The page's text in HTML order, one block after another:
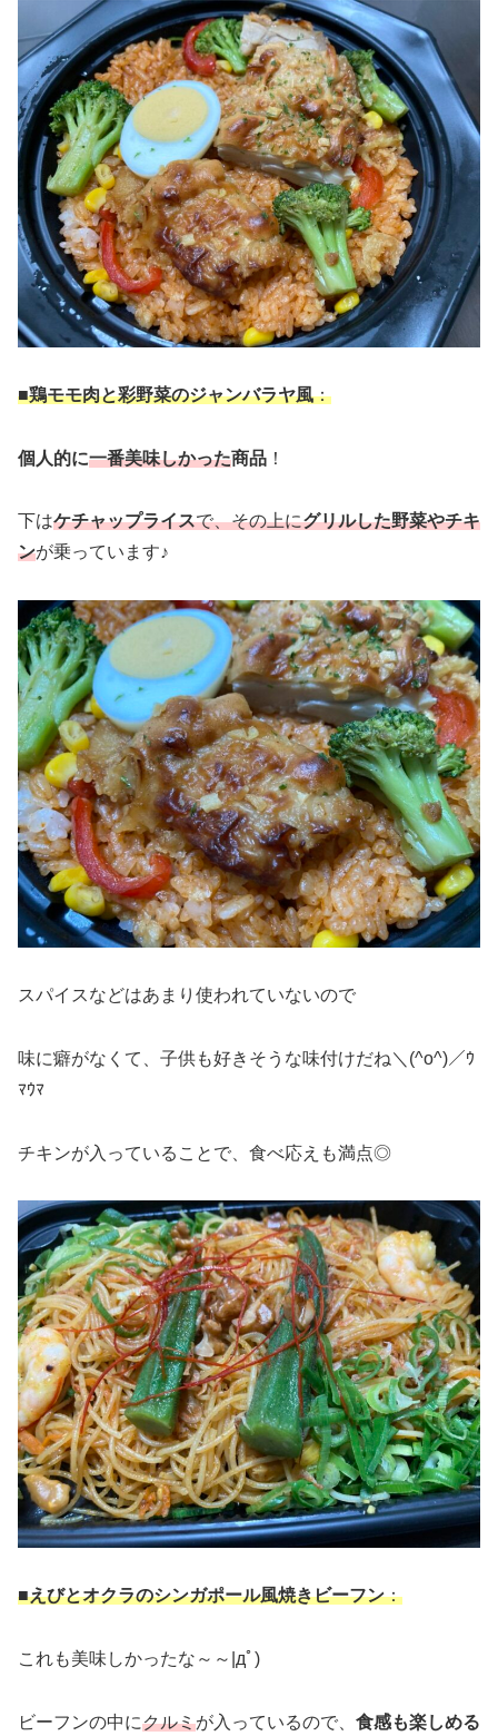
■鶏モモ肉と彩野菜のジャンバラヤ風：
個人的に一番美味しかった商品 ！
下はケチャップライスで、その上にグリルした野菜やチキ
ンが乗っています♪
スパイスなどはあまり使われていないので
味に癖がなくて、子供も好きそうな味付けだね＼(^o^)／ｳ
ﾏｳﾏ
チキンが入っていることで、食べ応えも満点◎
■えびとオクラのシンガポール風焼きビーフン：
これも美味しかったな～～|дﾟ)
ビーフンの中にクルミが入っているので、 食感も楽しめる